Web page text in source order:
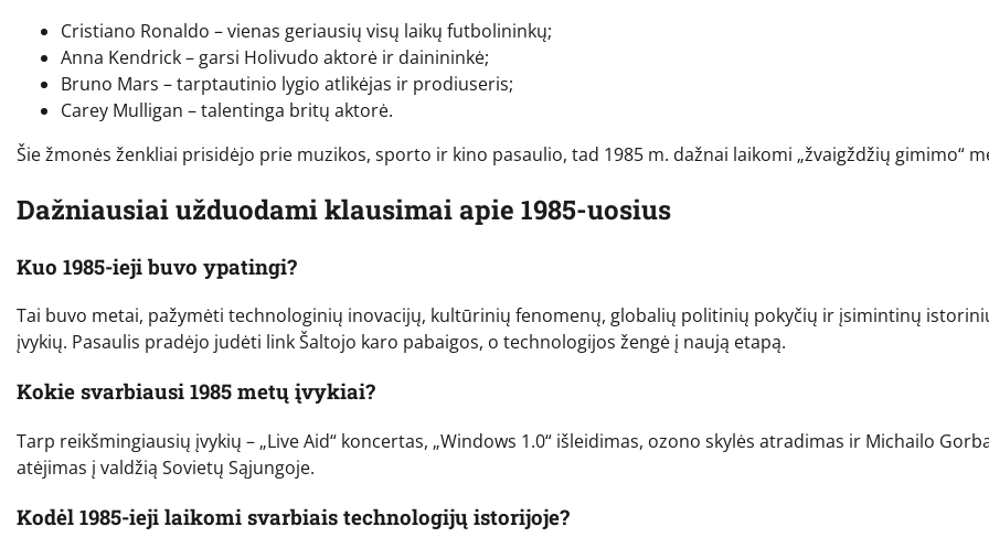
Cristiano Ronaldo – vienas geriausių visų laikų futbolininkų;
Anna Kendrick – garsi Holivudo aktorė ir dainininkė;
Bruno Mars – tarptautinio lygio atlikėjas ir prodiuseris;
Carey Mulligan – talentinga britų aktorė.
Šie žmonės ženkliai prisidėjo prie muzikos, sporto ir kino pasaulio, tad 1985 m. dažnai laikomi „žvaigždžių gimimo“
Dažniausiai užduodami klausimai apie 1985-uosius
Kuo 1985-ieji buvo ypatingi?
Tai buvo metai, pažymėti technologinių inovacijų, kultūrinių fenomenų, globalių politinių pokyčių ir įsimintinų
įvykių. Pasaulis pradėjo judėti link Šaltojo karo pabaigos, o technologijos žengė į naują etapą.
Kokie svarbiausi 1985 metų įvykiai?
Tarp reikšmingiausių įvykių – „Live Aid“ koncertas, „Windows 1.0“ išleidimas, ozono skylės atradimas ir Michailo
atėjimas į valdžią Sovietų Sąjungoje.
Kodėl 1985-ieji laikomi svarbiais technologijų istorijoje?